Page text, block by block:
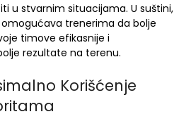
u stvarnim situacijama. U suštini,
trenerima da bolje
timove efikasnije i
rezultate na terenu.
Korišćenje